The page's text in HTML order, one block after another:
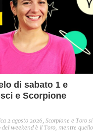
di sabato 1 e
e Scorpione
2 agosto 2026, Scorpione e Toro si
weekend è il Toro, mentre quello